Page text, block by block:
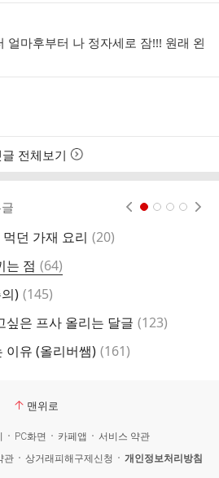
얼마후부터 나 정자세로 잠!!! 원래 왼
글 전체보기
던 가재 요리 댓
(20)
는 점 댓
글
(64)
) 댓
(145)
싶은 프사 올리는 달글 댓
(123)
이유 (올리버쌤) 댓
(161)
맨위로
PC화면 카페앱
서비스 약관
관 상거래피해구제신청 개인정보처리방침